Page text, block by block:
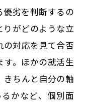
優劣を判断するの
りがどのような立
の対応を見て合否
。ほかの就活生
きちんと自分の軸
かなど、個別面